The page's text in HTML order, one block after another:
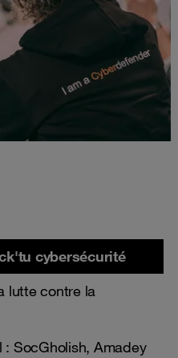
cybersécurité
lutte contre la
: SocGholish, Amadey